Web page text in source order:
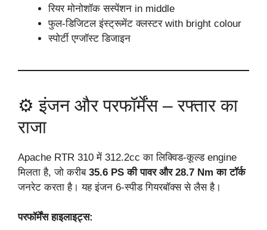
रियर मोनोशॉक सस्पेंशन in middle
फुल-डिजिटल इंस्ट्रूमेंट क्लस्टर with bright colour
स्पोर्टी एग्जॉस्ट डिजाइन
⚙️ इंजन और परफॉर्मेंस – रफ्तार का
राजा
Apache RTR 310 में 312.2cc का लिक्विड-कूल्ड engine
मिलता है, जो करीब 35.6 PS की पावर और 28.7 Nm का टॉर्क
जनरेट करता है। यह इंजन 6-स्पीड गियरबॉक्स से लैस है।
परफॉर्मेंस हाइलाइट्स: